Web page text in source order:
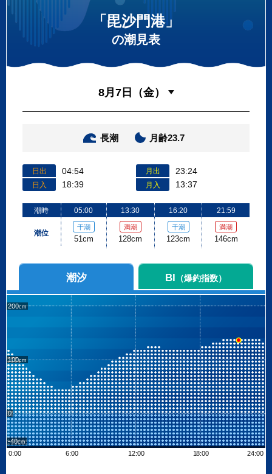
「毘沙門港」
の潮見表
長潮 月齢23.7
日出 04:54
日入 18:39
月出 23:24
月入 13:37
潮時
潮位
05:00
干潮
51cm
13:30
満潮
128cm
16:20
干潮
123cm
21:59
満潮
146cm
潮汐 BI （爆釣指数）
200
100
0
-40
0:00
6:00 12:00 18:00 24:00